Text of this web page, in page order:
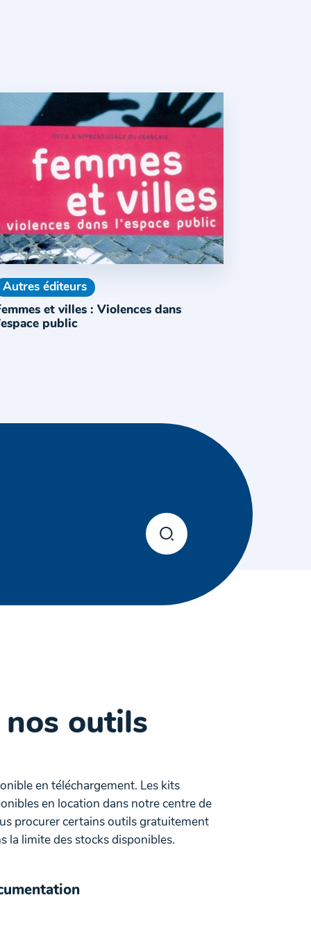
Autres éditeurs
et villes : Violences dans
public
outils
en téléchargement. Les kits
en location dans notre centre de
procurer certains outils gratuitement
la limite des stocks disponibles.